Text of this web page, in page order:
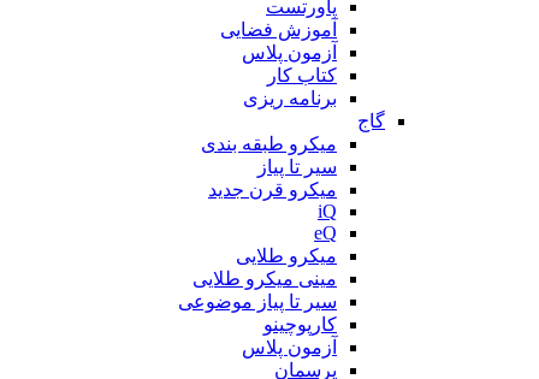
پاورتست
آموزش فضایی
آزمون پلاس
کتاب کار
برنامه ریزی
گاج
میکرو طبقه بندی
سیر تا پیاز
میکرو قرن جدید
iQ
eQ
میکرو طلایی
مینی میکرو طلایی
سیر تا پیاز موضوعی
کارپوچینو
آزمون پلاس
پرسمان